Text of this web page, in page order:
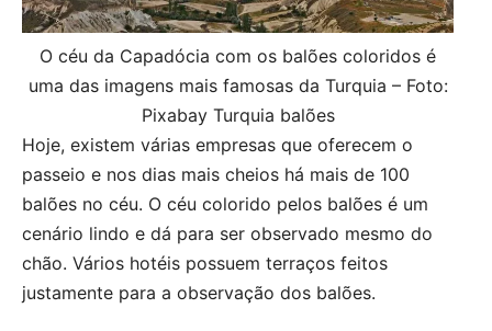
O céu da Capadócia com os balões coloridos é
uma das imagens mais famosas da Turquia – Foto:
Pixabay Turquia balões
Hoje, existem várias empresas que oferecem o
passeio e nos dias mais cheios há mais de 100
balões no céu. O céu colorido pelos balões é um
cenário lindo e dá para ser observado mesmo do
chão. Vários hotéis possuem terraços feitos
justamente para a observação dos balões.